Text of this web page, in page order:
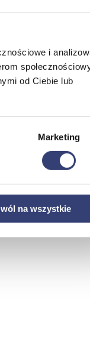
i
od Ciebie lub
Marketing
na wszystkie